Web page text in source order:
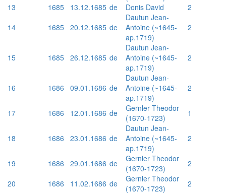
13
1685 13.12.1685 de Donis David
2
14
1685 20.12.1685 de
Dautun Jean-
Antoine (~1645-
ap.1719)
2
15 1685 26.12.1685 de
Dautun Jean-
Antoine (~1645-
ap.1719)
2
16 1686 09.01.1686 de
Dautun Jean-
Antoine (~1645-
ap.1719)
2
17 1686 12.01.1686 de
Gernler Theodor
(1670-1723)
1
18 1686 23.01.1686 de
Dautun Jean-
Antoine (~1645-
ap.1719)
2
19 1686 29.01.1686 de
Gernler Theodor
(1670-1723)
2
20
1686 11.02.1686 de
Gernler Theodor
(1670-1723)
2